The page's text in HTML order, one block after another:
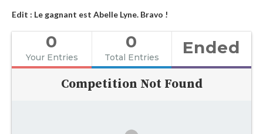
Edit : Le gagnant est Abelle Lyne. Bravo !
0
Your Entries
0
Total Entries Ended
Competition Not Found